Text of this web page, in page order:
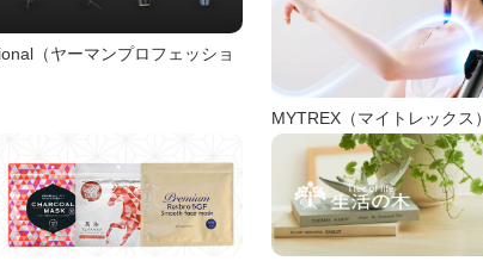
（ヤーマンプロフェッショ
MYTREX（マイトレックス）